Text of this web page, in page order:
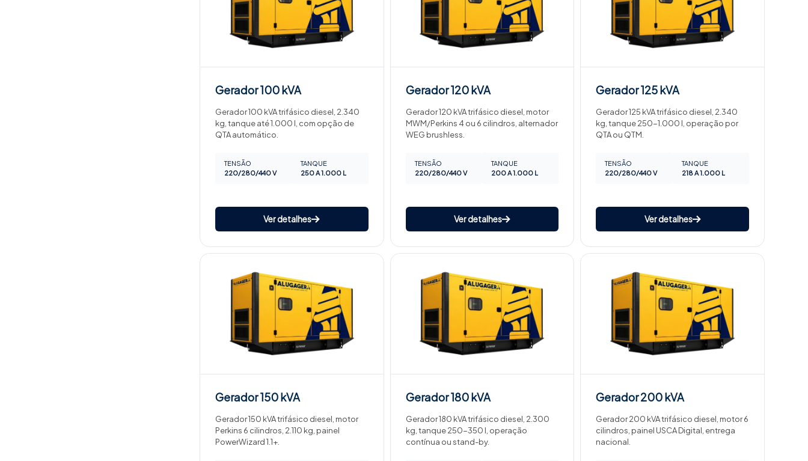
Gerador100 kVA
Gerador 100 kVA trifásico diesel, 2.340
kg, tanque até 1.000 l, com opção de
QTA automático.
TENSÃO
220/280/440 V
TANQUE
250 A 1.000 L
Ver detalhes
Gerador120 kVA
Gerador 120 kVA trifásico diesel, motor
MWM/Perkins 4 ou 6 cilindros, alternador
WEG brushless.
TENSÃO
220/280/440 V
TANQUE
200 A 1.000 L
Ver detalhes
Gerador125 kVA
Gerador 125 kVA trifásico diesel, 2.340
kg, tanque 250-1.000 l, operação por
QTA ou QTM.
TENSÃO
220/280/440 V
TANQUE
218 A 1.000 L
Ver detalhes
Gerador150 kVA
Gerador 150 kVA trifásico diesel, motor
Perkins 6 cilindros, 2.110 kg, painel
PowerWizard 1.1+.
Gerador180 kVA
Gerador 180 kVA trifásico diesel, 2.300
kg, tanque 250-350 l, operação
contínua ou stand-by.
Gerador200 kVA
Gerador 200 kVA trifásico diesel, motor 6
cilindros, painel USCA Digital, entrega
nacional.